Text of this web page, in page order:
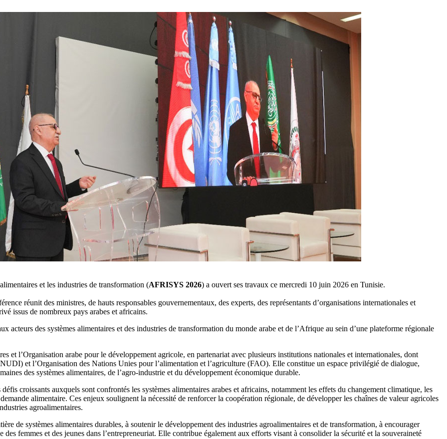
et les industries de transformation (AFRISYS 2026) a ouvert ses travaux ce mercredi 10 juin 2026 en Tunisie.
réunit des ministres, de hauts responsables gouvernementaux, des experts, des représentants d’organisations internationales et
issus de nombreux pays arabes et africains.
des systèmes alimentaires et des industries de transformation du monde arabe et de l’Afrique au sein d’une plateforme régionale
et l’Organisation arabe pour le développement agricole, en partenariat avec plusieurs institutions nationales et internationales, dont
et l’Organisation des Nations Unies pour l’alimentation et l’agriculture (FAO). Elle constitue un espace privilégié de dialogue,
des systèmes alimentaires, de l’agro-industrie et du développement économique durable.
croissants auxquels sont confrontés les systèmes alimentaires arabes et africains, notamment les effets du changement climatique, les
alimentaire. Ces enjeux soulignent la nécessité de renforcer la coopération régionale, de développer les chaînes de valeur agricoles
agroalimentaires.
de systèmes alimentaires durables, à soutenir le développement des industries agroalimentaires et de transformation, à encourager
femmes et des jeunes dans l’entrepreneuriat. Elle contribue également aux efforts visant à consolider la sécurité et la souveraineté